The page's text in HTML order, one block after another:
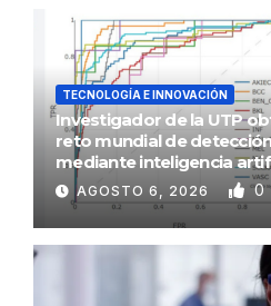
TECNOLOGÍA E INNOVACIÓN
Investigador de la UTP
reto mundial de
mediante inteligencia
AGOSTO 6, 2026 0